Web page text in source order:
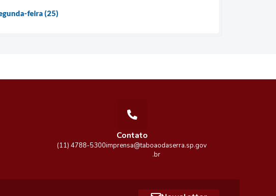
feira (25)
Contato
(11) 4788-5300imprensa@taboaodaserra.sp.gov
.br